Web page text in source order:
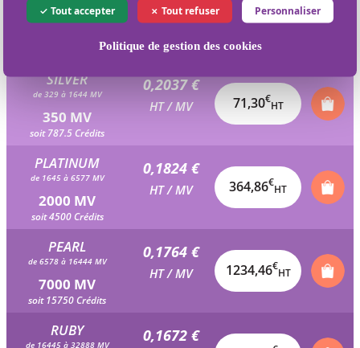
Tout accepter Tout refuser Personnaliser
Politique de gestion des cookies
de 165 à 328 MV
soit 450 Crédits
HT / MV 42,57€
HT
SILVER
de 329 à 1644 MV
350 MV
soit 787.5 Crédits
0,2037 €
HT / MV 71,30€
HT
PLATINUM
de 1645 à 6577 MV
2000 MV
soit 4500 Crédits
0,1824 €
HT / MV 364,86€
HT
PEARL
de 6578 à 16444 MV
7000 MV
soit 15750 Crédits
0,1764 €
HT / MV 1234,46€
HT
RUBY
de 16445 à 32888 MV 0,1672 €